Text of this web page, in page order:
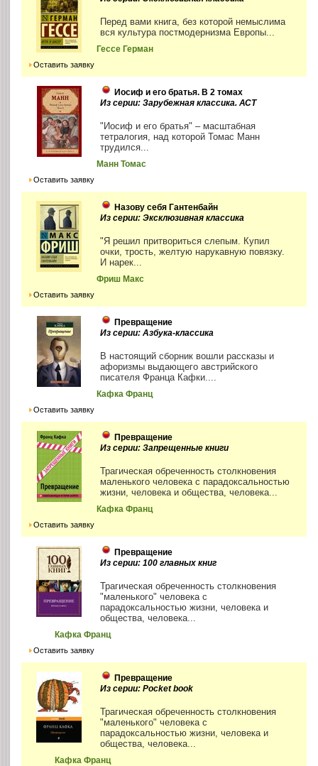
Перед вами книга, без которой немыслима
вся культура постмодернизма Европы...
Гессе Герман
Оставить заявку
Иосиф и его братья. В 2 томах
Из серии: Зарубежная классика. АСТ
"Иосиф и его братья" – масштабная
тетралогия, над которой Томас Манн
трудился...
Манн Томас
Оставить заявку
Назову себя Гантенбайн
Из серии: Эксклюзивная классика
"Я решил притвориться слепым. Купил
очки, трость, желтую нарукавную повязку.
И нарек...
Фриш Макс
Оставить заявку
Превращение
Из серии: Азбука-классика
В настоящий сборник вошли рассказы и
афоризмы выдающего австрийского
писателя Франца Кафки....
Кафка Франц
Оставить заявку
Превращение
Из серии: Запрещенные книги
Трагическая обреченность столкновения
маленького человека с парадоксальностью
жизни, человека и общества, человека...
Кафка Франц
Оставить заявку
Превращение
Из серии: 100 главных книг
Трагическая обреченность столкновения
"маленького" человека с
парадоксальностью жизни, человека и
общества, человека...
Кафка Франц
Оставить заявку
Превращение
Из серии: Pocket book
Трагическая обреченность столкновения
"маленького" человека с
парадоксальностью жизни, человека и
общества, человека...
Кафка Франц